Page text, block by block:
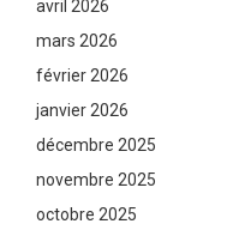
avril 2026
mars 2026
février 2026
janvier 2026
décembre 2025
novembre 2025
octobre 2025